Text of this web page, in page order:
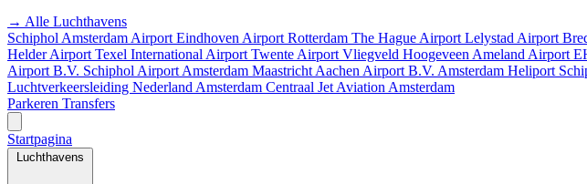
→ Alle Luchthavens
Schiphol Amsterdam Airport Eindhoven Airport Rotterdam The Hague Airport Lelystad Airport
Helder Airport Texel International Airport Twente Airport Vliegveld Hoogeveen Ameland Airport
Airport B.V. Schiphol Airport Amsterdam Maastricht Aachen Airport B.V. Amsterdam Heliport
Luchtverkeersleiding Nederland Amsterdam Centraal Jet Aviation Amsterdam
Parkeren Transfers
Startpagina
Luchthavens